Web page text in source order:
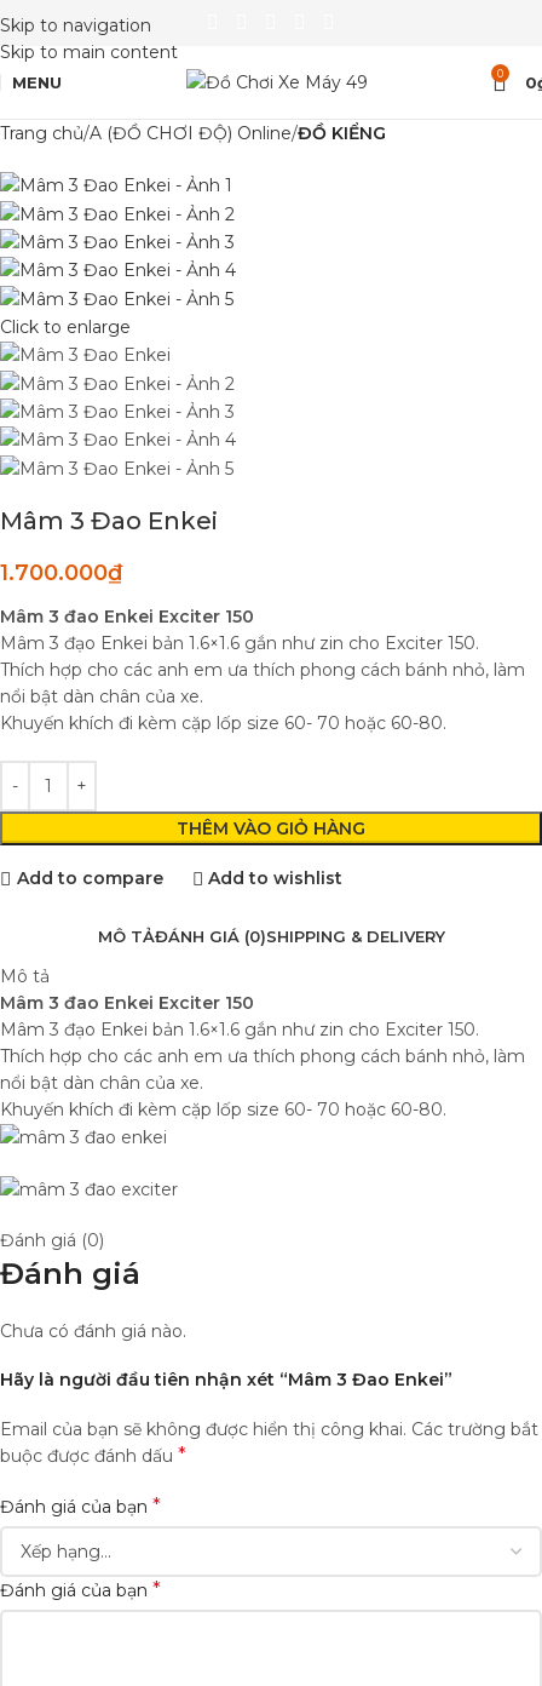
Skip to navigation
Skip to main content
MENU 0 0
Trang chủ A (ĐỒ CHƠI ĐỘ) Online ĐỒ KIỂNG
Click to enlarge
Mâm 3 Đao Enkei
1.700.000₫
Mâm 3 đao Enkei Exciter 150
Mâm 3 đạo Enkei bản 1.6×1.6 gắn như zin cho Exciter 150.
Thích hợp cho các anh em ưa thích phong cách bánh nhỏ, làm
nổi bật dàn chân của xe.
Khuyến khích đi kèm cặp lốp size 60- 70 hoặc 60-80.
THÊM VÀO GIỎ HÀNG
Add to compare Add to wishlist
MÔ TẢĐÁNH GIÁ (0)SHIPPING & DELIVERY
Mô tả
Mâm 3 đao Enkei Exciter 150
Mâm 3 đạo Enkei bản 1.6×1.6 gắn như zin cho Exciter 150.
Thích hợp cho các anh em ưa thích phong cách bánh nhỏ, làm
nổi bật dàn chân của xe.
Khuyến khích đi kèm cặp lốp size 60- 70 hoặc 60-80.
Đánh giá (0)
Đánh giá
Chưa có đánh giá nào.
Hãy là người đầu tiên nhận xét “Mâm 3 Đao Enkei”
Email của bạn sẽ không được hiển thị công khai. Các trường bắt
buộc được đánh dấu *
Đánh giá của bạn *
Đánh giá của bạn *